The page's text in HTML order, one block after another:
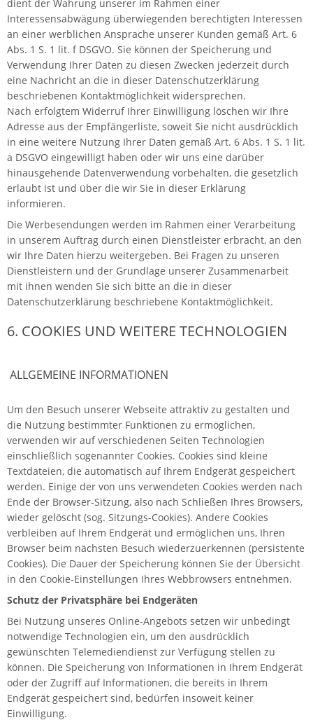
dient der Wahrung unserer im Rahmen einer
Interessensabwägung überwiegenden berechtigten Interessen
an einer werblichen Ansprache unserer Kunden gemäß Art. 6
Abs. 1 S. 1 lit. f DSGVO. Sie können der Speicherung und
Verwendung Ihrer Daten zu diesen Zwecken jederzeit durch
eine Nachricht an die in dieser Datenschutzerklärung
beschriebenen Kontaktmöglichkeit widersprechen.
Nach erfolgtem Widerruf Ihrer Einwilligung löschen wir Ihre
Adresse aus der Empfängerliste, soweit Sie nicht ausdrücklich
in eine weitere Nutzung Ihrer Daten gemäß Art. 6 Abs. 1 S. 1 lit.
a DSGVO eingewilligt haben oder wir uns eine darüber
hinausgehende Datenverwendung vorbehalten, die gesetzlich
erlaubt ist und über die wir Sie in dieser Erklärung
informieren.
Die Werbesendungen werden im Rahmen einer Verarbeitung
in unserem Auftrag durch einen Dienstleister erbracht, an den
wir Ihre Daten hierzu weitergeben. Bei Fragen zu unseren
Dienstleistern und der Grundlage unserer Zusammenarbeit
mit ihnen wenden Sie sich bitte an die in dieser
Datenschutzerklärung beschriebene Kontaktmöglichkeit.
6. COOKIES UND WEITERE TECHNOLOGIEN
ALLGEMEINE INFORMATIONEN
Um den Besuch unserer Webseite attraktiv zu gestalten und
die Nutzung bestimmter Funktionen zu ermöglichen,
verwenden wir auf verschiedenen Seiten Technologien
einschließlich sogenannter Cookies. Cookies sind kleine
Textdateien, die automatisch auf Ihrem Endgerät gespeichert
werden. Einige der von uns verwendeten Cookies werden nach
Ende der Browser-Sitzung, also nach Schließen Ihres Browsers,
wieder gelöscht (sog. Sitzungs-Cookies). Andere Cookies
verbleiben auf Ihrem Endgerät und ermöglichen uns, Ihren
Browser beim nächsten Besuch wiederzuerkennen (persistente
Cookies). Die Dauer der Speicherung können Sie der Übersicht
in den Cookie-Einstellungen Ihres Webbrowsers entnehmen.
Schutz der Privatsphäre bei Endgeräten
Bei Nutzung unseres Online-Angebots setzen wir unbedingt
notwendige Technologien ein, um den ausdrücklich
gewünschten Telemediendienst zur Verfügung stellen zu
können. Die Speicherung von Informationen in Ihrem Endgerät
oder der Zugriff auf Informationen, die bereits in Ihrem
Endgerät gespeichert sind, bedürfen insoweit keiner
Einwilligung.